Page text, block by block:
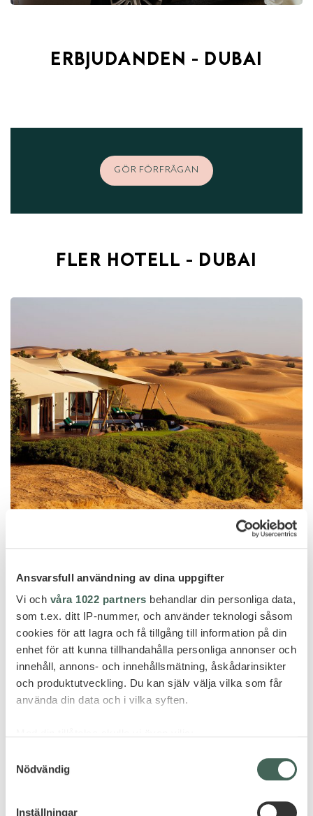
Ansvarsfull användning av dina uppgifter
Vi och våra 1022 partners behandlar din personliga data,
som t.ex. ditt IP-nummer, och använder teknologi såsom
cookies för att lagra och få tillgång till information på din
enhet för att kunna tillhandahålla personliga annonser och
innehåll, annons- och innehållsmätning, åskådarinsikter
och produktutveckling. Du kan själv välja vilka som får
använda din data och i vilka syften.
som kan ha en noggrannhet på upp till flera meter
Nödvändig
Inställningar
ERBJUDANDEN - DUBAI
GÖR FÖRFRÅGAN
FLER HOTELL - DUBAI
DESERT RESORT & SPA